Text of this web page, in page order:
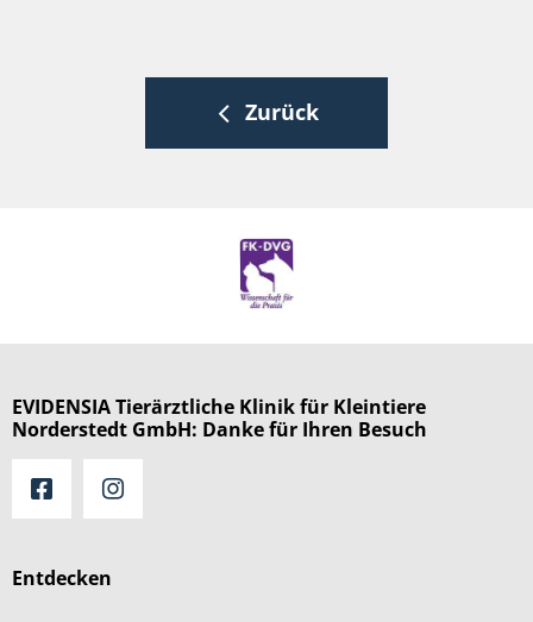
Zurück
Entdecken
EVIDENSIA Tierärztliche Klinik für Kleintiere
Norderstedt GmbH: Danke für Ihren Besuch